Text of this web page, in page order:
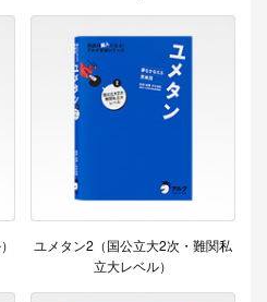
ユメタン2（国公立大2次・難関私
立大レベル）